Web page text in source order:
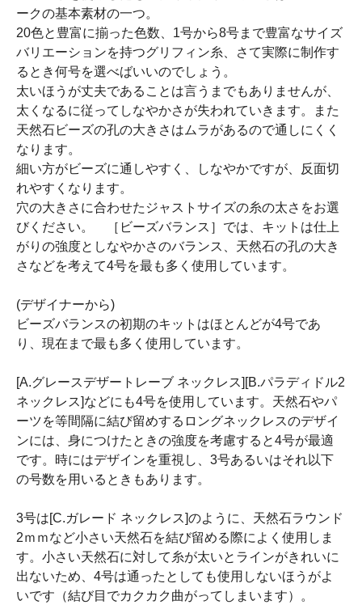
ークの基本素材の一つ。
20色と豊富に揃った色数、1号から8号まで豊富なサイズ
バリエーションを持つグリフィン糸、さて実際に制作す
るとき何号を選べばいいのでしょう。
太いほうが丈夫であることは言うまでもありませんが、
太くなるに従ってしなやかさが失われていきます。また
天然石ビーズの孔の大きさはムラがあるので通しにくく
なります。
細い方がビーズに通しやすく、しなやかですが、反面切
れやすくなります。
穴の大きさに合わせたジャストサイズの糸の太さをお選
びください。 ［ビーズバランス］では、キットは仕上
がりの強度としなやかさのバランス、天然石の孔の大き
さなどを考えて4号を最も多く使用しています。
(デザイナーから)
ビーズバランスの初期のキットはほとんどが4号であ
り、現在まで最も多く使用しています。
[A.グレースデザートレーブ ネックレス][B.パラディドル2
ネックレス]などにも4号を使用しています。天然石やパ
ーツを等間隔に結び留めするロングネックレスのデザイ
ンには、身につけたときの強度を考慮すると4号が最適
です。時にはデザインを重視し、3号あるいはそれ以下
の号数を用いるときもあります。
3号は[C.ガレード ネックレス]のように、天然石ラウンド
2ｍｍなど小さい天然石を結び留める際によく使用しま
す。小さい天然石に対して糸が太いとラインがきれいに
出ないため、4号は通ったとしても使用しないほうがよ
いです（結び目でカクカク曲がってしまいます）。